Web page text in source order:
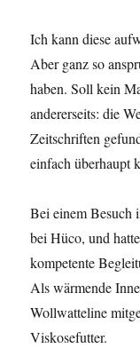
Ich kann diese
Aber ganz so
haben. Soll kein
andererseits: die
Zeitschriften
einfach überhaupt
Bei einem
bei Hüco, und
kompetente
Als wärmende
Wollwatteline
Viskosefutter.